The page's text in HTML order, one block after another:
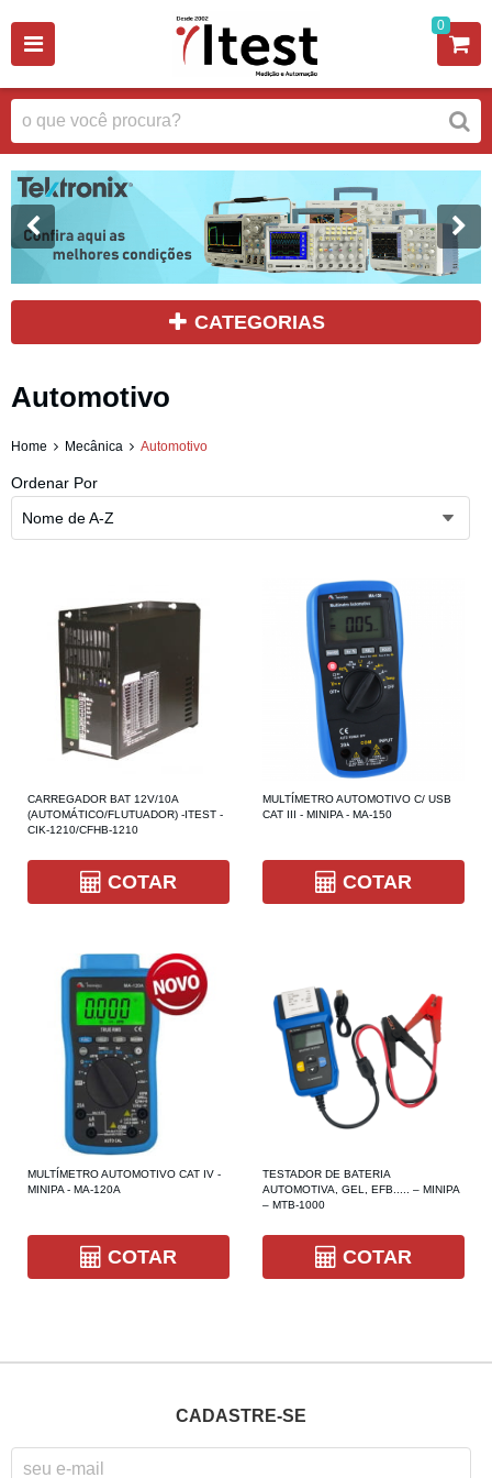
0
CATEGORIAS
Automotivo
Home Mecânica Automotivo
Ordenar Por
Nome de A-Z
CARREGADOR BAT 12V/10A
(AUTOMÁTICO/FLUTUADOR) -ITEST -
CIK-1210/CFHB-1210
COTAR
MULTÍMETRO AUTOMOTIVO C/ USB
CAT III - MINIPA - MA-150
COTAR
MULTÍMETRO AUTOMOTIVO CAT IV -
MINIPA - MA-120A
COTAR
TESTADOR DE BATERIA
AUTOMOTIVA, GEL, EFB..... – MINIPA
– MTB-1000
COTAR
CADASTRE-SE